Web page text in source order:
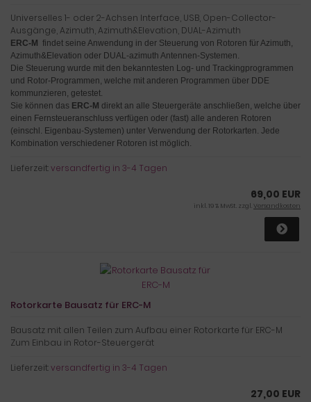
Universelles 1- oder 2-Achsen Interface, USB, Open-Collector-
Ausgänge, Azimuth, Azimuth&Elevation, DUAL-Azimuth
ERC-M findet seine Anwendung in der Steuerung von Rotoren für Azimuth,
Azimuth&Elevation oder DUAL-azimuth Antennen-Systemen.
Die Steuerung wurde mit den bekanntesten Log- und Trackingprogrammen
und Rotor-Programmen, welche mit anderen Programmen über DDE
kommunzieren, getestet.
Sie können das ERC-M direkt an alle Steuergeräte anschließen, welche über
einen Fernsteueranschluss verfügen oder (fast) alle anderen Rotoren
(einschl. Eigenbau-Systemen) unter Verwendung der Rotorkarten. Jede
Kombination verschiedener Rotoren ist möglich.
Lieferzeit:versandfertig in 3-4 Tagen
69,00 EUR
inkl. 19 % MwSt. zzgl.Versandkosten
Rotorkarte Bausatz für ERC-M
Bausatz mit allen Teilen zum Aufbau einer Rotorkarte für ERC-M
Zum Einbau in Rotor-Steuergerät
Lieferzeit:versandfertig in 3-4 Tagen
27,00 EUR